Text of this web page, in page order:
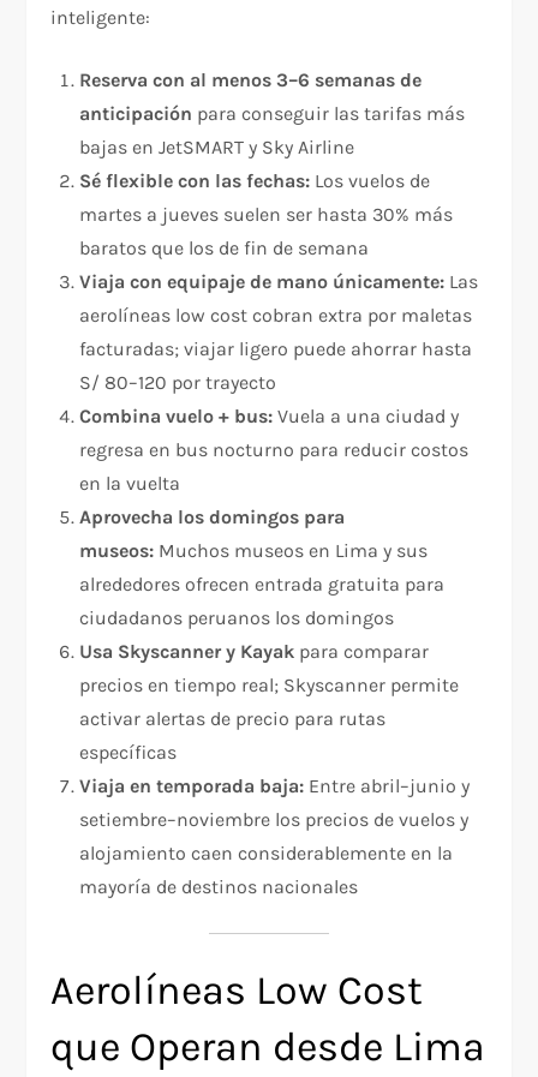
inteligente:
Reserva con al menos 3–6 semanas de
anticipación para conseguir las tarifas más
bajas en JetSMART y Sky Airline
Sé flexible con las fechas: Los vuelos de
martes a jueves suelen ser hasta 30% más
baratos que los de fin de semana
Viaja con equipaje de mano únicamente: Las
aerolíneas low cost cobran extra por maletas
facturadas; viajar ligero puede ahorrar hasta
S/ 80–120 por trayecto
Combina vuelo + bus: Vuela a una ciudad y
regresa en bus nocturno para reducir costos
en la vuelta
Aprovecha los domingos para
museos: Muchos museos en Lima y sus
alrededores ofrecen entrada gratuita para
ciudadanos peruanos los domingos
Usa Skyscanner y Kayak para comparar
precios en tiempo real; Skyscanner permite
activar alertas de precio para rutas
específicas
Viaja en temporada baja: Entre abril–junio y
setiembre–noviembre los precios de vuelos y
alojamiento caen considerablemente en la
mayoría de destinos nacionales
Aerolíneas Low Cost
que Operan desde Lima